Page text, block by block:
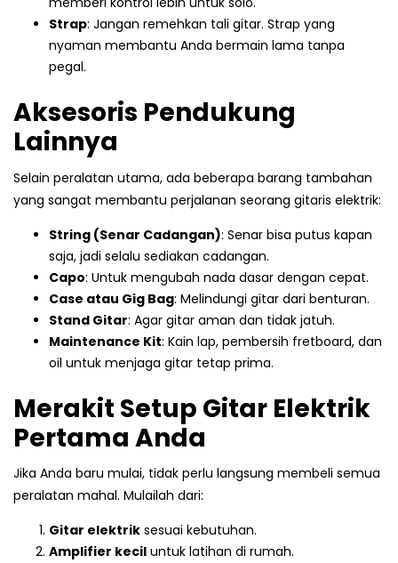
Strap: Jangan remehkan tali gitar. Strap yang
nyaman membantu Anda bermain lama tanpa
pegal.
Aksesoris Pendukung
Lainnya
Selain peralatan utama, ada beberapa barang tambahan
yang sangat membantu perjalanan seorang gitaris elektrik:
String (Senar Cadangan): Senar bisa putus kapan
saja, jadi selalu sediakan cadangan.
Capo: Untuk mengubah nada dasar dengan cepat.
Case atau Gig Bag: Melindungi gitar dari benturan.
Stand Gitar: Agar gitar aman dan tidak jatuh.
Maintenance Kit: Kain lap, pembersih fretboard, dan
oil untuk menjaga gitar tetap prima.
Merakit Setup Gitar Elektrik
Pertama Anda
Jika Anda baru mulai, tidak perlu langsung membeli semua
peralatan mahal. Mulailah dari:
Gitar elektrik sesuai kebutuhan.
Amplifier kecil untuk latihan di rumah.